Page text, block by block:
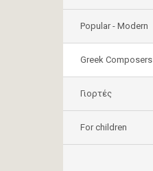
Popular - Modern
Greek Composers
Γιορτές
For children